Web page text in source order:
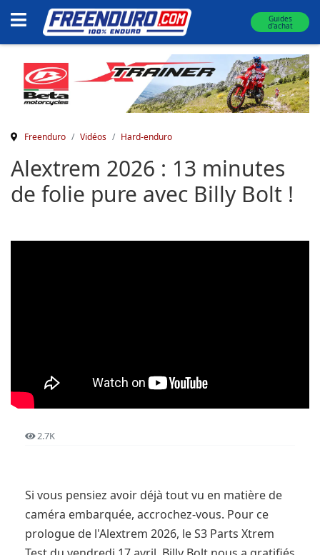
Guides
d'achat
Freenduro Vidéos Hard-enduro
Alextrem 2026 : 13 minutes
de folie pure avec Billy Bolt !
2.7K
Si vous pensiez avoir déjà tout vu en matière de
caméra embarquée, accrochez-vous. Pour ce
prologue de l'Alextrem 2026, le S3 Parts Xtrem